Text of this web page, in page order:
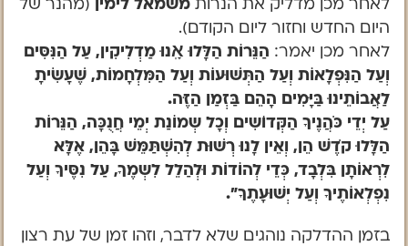
לאחר מכן מדליק את הנרות משמאל לימין
(מהנר של
היום החדש וחזור ליום הקודם).
לאחר מכן יאמר: הַנֵּרוֹת הַלָּלוּ אָֽנוּ מַדְלִיקִין, עַל הַנִּסִּים
וְעַל הַנִּפְלָאוֹת וְעַל הַתְּשׁוּעוֹת וְעַל הַמִּלְחָמוֹת, שֶׁעָשִׂיתָ
לַאֲבוֹתֵינוּ בַּיָּמִים הָהֵם בַּזְמַן הַזֶּה.
עַל יְדֵי כֹּהֲנֶיךָ הַקְּדוֹשִים וְכָל שְמוֹנַת יְמֵי חֲנֻכָּה, הַנֵּרוֹת
הַלָּלוּ קֹדֶשׁ הֵן, וְאֵין לָנוּ רְשׁוּת לְהִשְׁתַּמֵּשׁ בָּהֵן, אֶלָּא
לִרְאוֹתָן בִּלְבָד, כְּדֵי לְהוֹדוֹת וּלְהַלֵל לִשְמֶךָ, עַל נִסֶּיךָ וְעַל
נִפְלְאוֹתֶיךָ וְעַל יְשׁוּעָתֶךָ”.
בזמן ההדלקה נוהגים שלא לדבר, וזהו זמן של עת רצון